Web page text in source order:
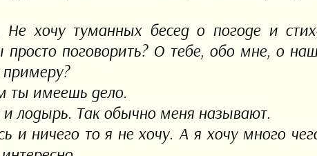
хочу туманных бесед о погоде и
поговорить? О тебе, обо мне, о
примеру?
ты имеешь дело.
лодырь. Так обычно меня называют.
и ничего то я не хочу. А я хочу много